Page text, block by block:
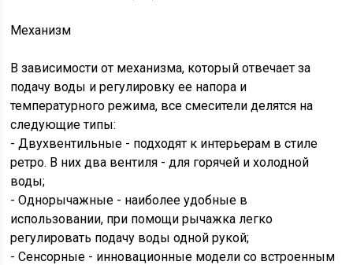
Механизм
В зависимости от механизма, который отвечает за
подачу воды и регулировку ее напора и
температурного режима, все смесители делятся на
следующие типы:
- Двухвентильные - подходят к интерьерам в стиле
ретро. В них два вентиля - для горячей и холодной
воды;
- Однорычажные - наиболее удобные в
использовании, при помощи рычажка легко
регулировать подачу воды одной рукой;
- Сенсорные - инновационные модели со встроенным